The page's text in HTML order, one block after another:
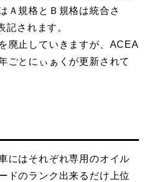
Ａ規格とＢ規格は統合さ
記されます。
廃止していきますが、ACEA
ごとにぃぁくが更新されて
にはそれぞれ専用のオイル
ドのランク出来るだけ上位